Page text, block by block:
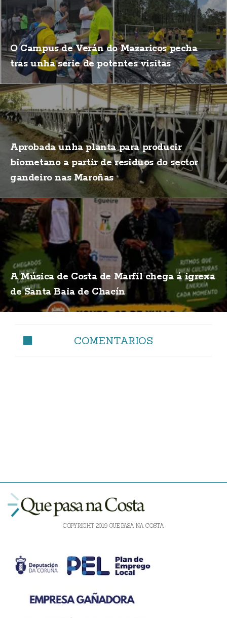
O Campus de Verán do Mazaricos pecha
tras unha serie de potentes visitas
Aprobada unha planta para producir
biometano a partir de residuos do sector
gandeiro nas Maroñas
A Música de Costa de Marfil chega á igrexa
de Santa Baia de Chacín
COMENTARIOS
COPYRIGHT 2019 QUE PASA NA COSTA